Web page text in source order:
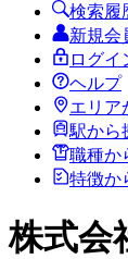
検索履
新規会
ログイ
ヘルプ
エリア
駅から
職種か
特徴か
株式会